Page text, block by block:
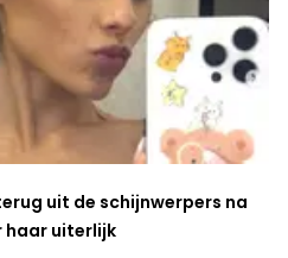
uit de schijnwerpers na
haar uiterlijk